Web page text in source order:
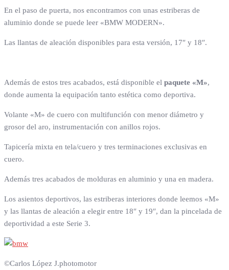
En el paso de puerta, nos encontramos con unas estriberas de
aluminio donde se puede leer «BMW MODERN».
Las llantas de aleación disponibles para esta versión, 17″ y 18″.
Además de estos tres acabados, está disponible el paquete «M»,
donde aumenta la equipación tanto estética como deportiva.
Volante «M» de cuero con multifunción con menor diámetro y
grosor del aro, instrumentación con anillos rojos.
Tapicería mixta en tela/cuero y tres terminaciones exclusivas en
cuero.
Además tres acabados de molduras en aluminio y una en madera.
Los asientos deportivos, las estriberas interiores donde leemos «M»
y las llantas de aleación a elegir entre 18″ y 19″, dan la pincelada de
deportividad a este Serie 3.
©Carlos López J.photomotor